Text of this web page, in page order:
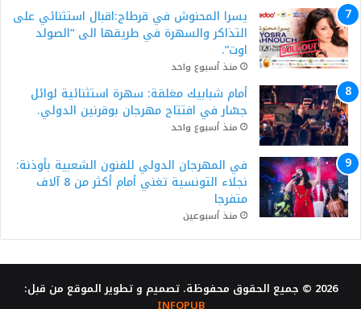
يسرا المحنوش في قرطاج:اقبال استثنائي على
التذاكر والسهرة في طريقها الى “الصولد
اوت”.
منذ أسبوع واحد
أمام شبابيك مغلقة: سهرة استثنائية لوائل
جسّار في افتتاح مهرجان بوقرنين الدولي.
منذ أسبوع واحد
في المهرجان الدولي للفنون الشعبية بأوذنة:
نجلاء التونسية تغني أمام أكثر من 8 آلاف
متفرجا
منذ أسبوعين
2026 © جميع الحقوق محفوظة. تصميم و تطوير الموقع من قبل: